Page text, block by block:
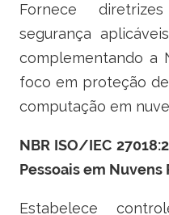
Fornece
segurança
complementando a
foco em proteção
computação em
NBR ISO/IEC
Pessoais em Nuvens
Estabelece